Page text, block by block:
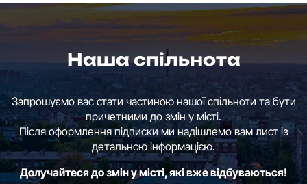
Наша спільнота
Запрошуємо вас стати частиною нашої спільноти та бути
причетними до змін у місті.
Після оформлення підписки ми надішлемо вам лист із
детальною інформацією.
Долучайтеся до змін у місті, які вже відбуваються!